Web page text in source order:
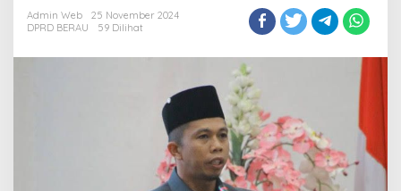
Berau
Rahman
Pemkab
Harus
Sosialisasikan
Pembentukan
Kelompok
Tani
Admin Web
25 November 2024
DPRD BERAU
59 Dilihat